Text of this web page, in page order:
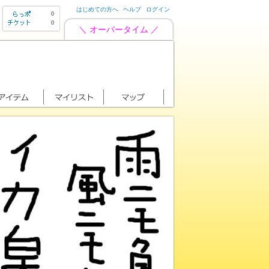
0
0
はじめての方へ ヘルプ ログイン
＼ オーバータイム ／